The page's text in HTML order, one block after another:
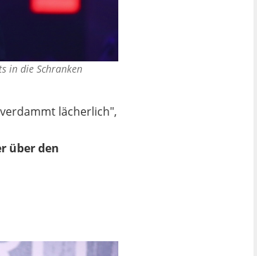
in die Schranken
lächerlich",
über den